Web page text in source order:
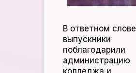
В ответном слове
выпускники
поблагодарили
администрацию
колледжа и